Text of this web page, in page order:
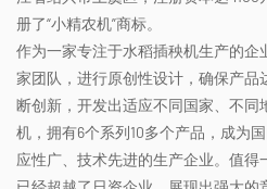
册了“小精农机”商标。
作为一家专注于水稻插秧机生产的企
家团队，进行原创性设计，确保产品
断创新，开发出适应不同国家、不同
机，拥有6个系列10多个产品，成为
应性广、技术先进的生产企业。值得